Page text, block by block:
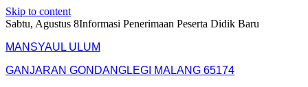
Skip to content
Sabtu, Agustus 8Informasi Penerimaan Peserta Didik Baru
MANSYAUL ULUM
GANJARAN GONDANGLEGI MALANG 65174